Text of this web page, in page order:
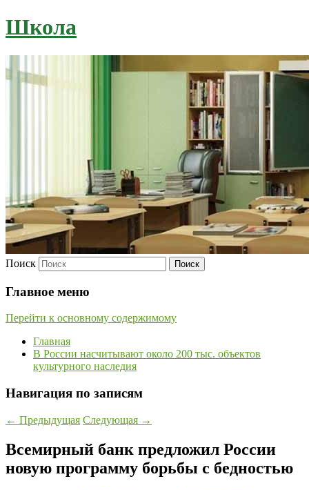
Школа
Поиск
Главное меню
Перейти к основному содержимому
Главная
В России насчитывают около 200 тыс. объектов
культурного наследия
Навигация по записям
← Предыдущая Следующая →
Всемирный банк предложил России
новую программу борьбы с бедностью